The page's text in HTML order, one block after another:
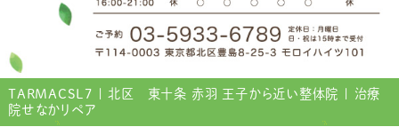
TARMACSL7 | 北区 東十条 赤羽 王子から近い整体院 | 治療
院せなかリペア